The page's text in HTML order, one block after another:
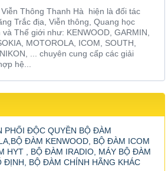
Thông Thanh Hà hiện là đối tác
Trắc địa, Viễn thông, Quang học
Thế giới như: KENWOOD, GARMIN,
MOTOROLA, ICOM, SOUTH,
... chuyên cung cấp các giải
hệ...
PHỐI ĐỘC QUYỀN BỘ ĐÀM
ĐÀM KENWOOD, BỘ ĐÀM ICOM
HYT , BỘ ĐÀM IRADIO, MÁY BỘ ĐÀM
ĐỊNH, BỘ ĐÀM CHÍNH HÃNG KHÁC